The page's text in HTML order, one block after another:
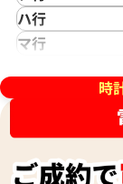
アジムース
ANONIMO
Alain
アラン・シル
Armand
アルマン・ニコ
WALTHAM
カルティエ
Gaga Milano
ガガミラノ
Quinting
クインティング
Cuervo y
クエルボ・イ
CVSTOS
Shellman
シェルマン
CITIZEN
シチズン
Chopard
ショパール
タグ・ホイヤー
Daniel Roth
ダニエル・ロート
TUDOR
チューダー(チ
ティファニー
Dior
NOMOS
ノモス グラスヒ
ハ行
Hamilton
Harry Winston
ハリー・ウィ
Patek Philippe
Panerai
マ行
MAURICE
モーリス・ラ
RALPH
ラルフ ローレン
リシャール・
Louis Vuitton
時